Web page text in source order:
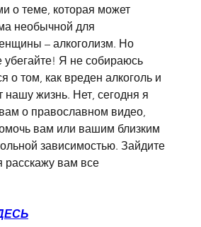
о теме, которая может
необычной для
– алкоголизм. Но
убегайте! Я не собираюсь
о том, как вреден алкоголь и
нашу жизнь. Нет, сегодня я
о православном видео,
вам или вашим близким
зависимостью. Зайдите
расскажу вам все